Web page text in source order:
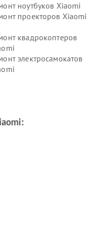
ноутбуков Xiaomi
проекторов Xiaomi
квадрокоптеров
электросамокатов
смарт-часов Xiaomi